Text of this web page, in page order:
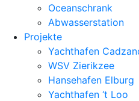
Oceanschrank
Abwasserstation
Projekte
Yachthafen
WSV Zierikzee
Hansehafen Elburg
Yachthafen ‘t Loo